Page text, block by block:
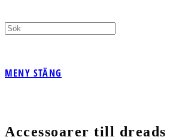
MENY STÄNG
Accessoarer till dreads